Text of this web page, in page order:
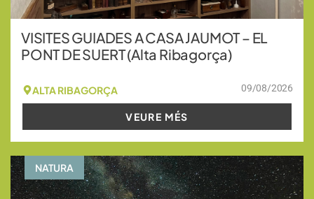
VISITES GUIADES A CASA JAUMOT – EL
PONT DE SUERT (Alta Ribagorça)
ALTA RIBAGORÇA 09/08/2026
VEURE MÉS
NATURA